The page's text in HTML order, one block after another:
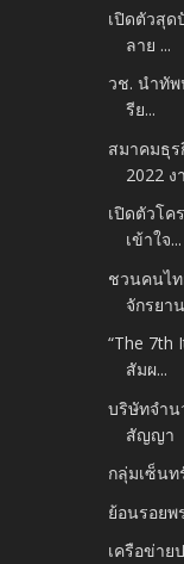
เปิดตัวสุด
ลาย ...
วช. นำทัพ
รีย...
สมาคมธุร
2022 ง
เปิดตัวโค
เข้าใจ...
ชวนคนไท
จักรยา
“The 7th
สัมผ...
บริษัทจำน
สัญญา
กลุ่มเซ็นท
ย้อนรอย
เครือข่าย